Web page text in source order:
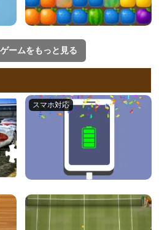
ームをもっと見る